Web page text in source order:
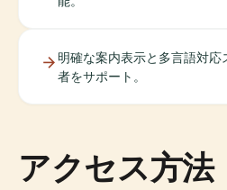
明確な案内表示と多言語対
者をサポート。
アクセス方法